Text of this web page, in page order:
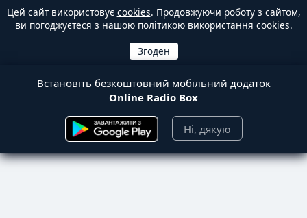
Цей сайт використовує cookies. Продовжуючи роботу з сайтом,
ви погоджуєтеся з нашою політикою використання cookies.
Встановіть безкоштовний мобільний додаток
Online Radio Box
Ні, дякую